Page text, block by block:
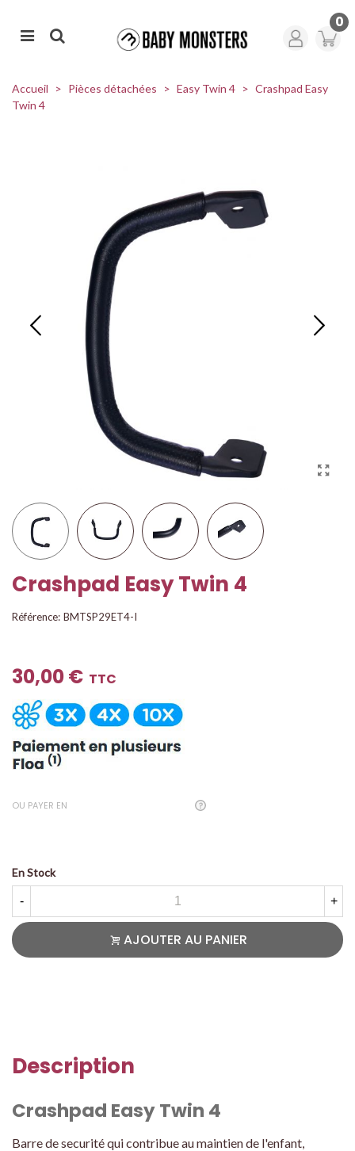
0
Accueil > Pièces détachées > Easy Twin 4 > Crashpad Easy
Twin 4
Crashpad Easy Twin 4
Référence: BMTSP29ET4-I
30,00 € TTC
OU PAYER EN
En Stock
- +
AJOUTER AU PANIER
Description
Crashpad Easy Twin 4
Barre de securité qui contribue au maintien de l'enfant,